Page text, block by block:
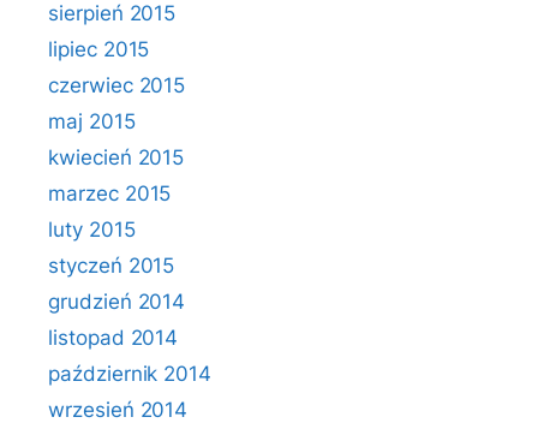
sierpień 2015
lipiec 2015
czerwiec 2015
maj 2015
kwiecień 2015
marzec 2015
luty 2015
styczeń 2015
grudzień 2014
listopad 2014
październik 2014
wrzesień 2014